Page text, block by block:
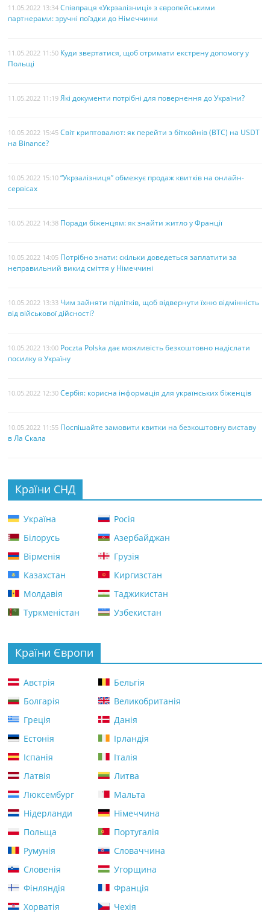
11.05.2022 13:34 Співпраця «Укрзалізниці» з європейськими
партнерами: зручні поїздки до Німеччини
11.05.2022 11:50 Куди звертатися, щоб отримати екстрену допомогу у
Польщі
11.05.2022 11:19 Які документи потрібні для повернення до України?
10.05.2022 15:45 Світ криптовалют: як перейти з біткойнів (BTC) на USDT
на Binance?
10.05.2022 15:10 “Укрзалізниця” обмежує продаж квитків на онлайн-
сервісах
10.05.2022 14:38 Поради біженцям: як знайти житло у Франції
10.05.2022 14:05 Потрібно знати: скільки доведеться заплатити за
неправильний викид сміття у Німеччині
10.05.2022 13:33 Чим зайняти підлітків, щоб відвернути їхню відмінність
від військової дійсності?
10.05.2022 13:00 Poczta Polska дає можливість безкоштовно надіслати
посилку в Україну
10.05.2022 12:30 Сербія: корисна інформація для українських біженців
10.05.2022 11:55 Поспішайте замовити квитки на безкоштовну виставу
в Ла Скала
Країни СНД
Україна
Росія
Білорусь
Азербайджан
Вірменія
Грузія
Казахстан
Киргизстан
Молдавія
Таджикистан
Туркменістан
Узбекистан
Країни Європи
Австрія
Бельгія
Болгарія
Великобританія
Греція
Данія
Естонія
Ірландія
Іспанія
Італія
Латвія
Литва
Люксембург
Мальта
Нідерланди
Німеччина
Польща
Португалія
Румунія
Словаччина
Словенія
Угорщина
Фінляндія
Франція
Хорватія
Чехія